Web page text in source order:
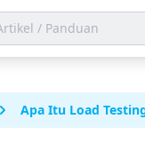
Apa Itu Load